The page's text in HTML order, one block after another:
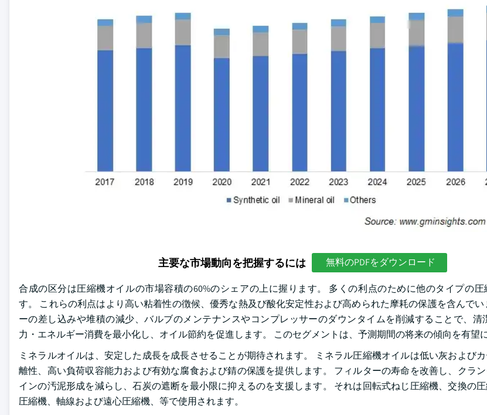
主要な市場動向を把握するには 無料のPDFをダウンロード
合成の区分は圧縮機オイルの市場容積の60%のシェアの上に握ります。 多くの利点のために他のタイプの圧
す。 これらの利点はより高い粘着性の徴候、優秀な熱及び酸化安定性および高められた摩耗の保護を含んで
ーの差し込みや堆積の減少、バルブのメンテナンスやコンプレッサーのダウンタイムを削減することで、清
力・エネルギー消費を最小化し、オイル節約を促進します。 このセグメントは、予測期間の将来の傾向を有望
ミネラルオイルは、安定した成長を成長させることが期待されます。 ミネラル圧縮機オイルは低い灰および
離性、高い負荷収容能力および有効な腐食および錆の保護を提供します。 フィルターの寿命を改善し、クラ
インの汚泥形成を減らし、石炭の遮断を最小限に抑えるのを支援します。 それは回転式ねじ圧縮機、交換の
圧縮機、軸線および遠心圧縮機、等で使用されます。